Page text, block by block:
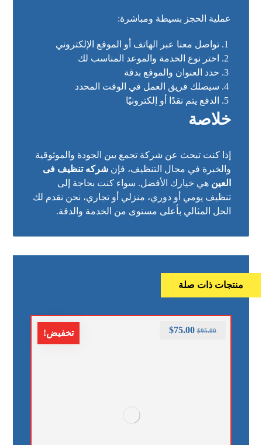
عملية الحجز بسيطة ومباشرة:
تواصل معنا عبر الهاتف أو الموقع الإلكتروني
اختر نوع الخدمة والموعد المناسب لك
حدد العنوان والموقع بدقة
سيصلك فريق العمل في الوقت المحدد
الدفع يتم نقدًا أو إلكترونيًا
خلاصة
إذا كنت تبحث عن شركة تجمع بين الجودة والموثوقية
والخبرة في مجال التنظيف، فإنشركه تنظيف فى
العين هي خيارك الأفضل. سواء كنت بحاجة إلى
تنظيف يومي أو دوري، منزلي أو تجاري، نحن نقدم لك
الحل المثالي بأعلى مستوى من الخدمة والدقة.
منتجات ذات صلة
تخفيض! $95.00
$75.00